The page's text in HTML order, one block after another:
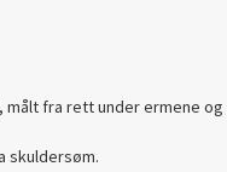
fra rett under ermene
skuldersøm.